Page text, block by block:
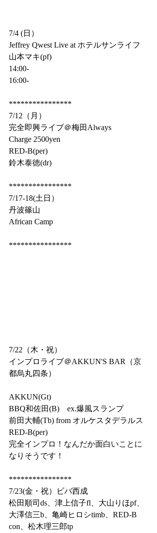
7/4 (日）
Jeffrey Qwest Live at ホテルサンライフ
山本マキ(pf)
14:00-
16:00-
****************
7/12（月）
完全即興ライブ＠梅田Always
Charge 2500yen
RED-B(per)
鈴木泰徳(dr)
****************
7/17-18(土日）
丹波篠山
African Camp
****************
7/22（木・祝）
インプロライブ＠AKKUN'S BAR（京
都烏丸四条）
AKKUN(Gt)
BBQ和佐田(B)　ex.爆風スランプ
前田大輔(Tb) from オルケスタデラルス
RED-B(per)
完全インプロ！なんだか面白いことに
なりそうです！
****************
7/23(金・祝）ビバ西成
松田順司ds、津上信子fl、大山りほpf、
大澤信三b、亀崎ヒロシtimb、RED-B
con、松木理三郎tp